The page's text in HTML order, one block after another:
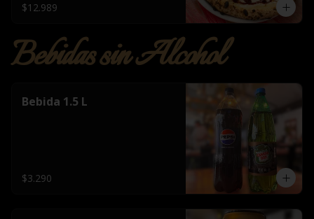
$12.989
Bebidas sin Alcohol
Bebida 1.5 L
$3.290